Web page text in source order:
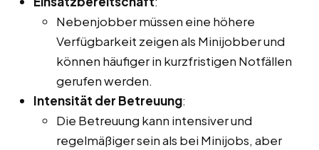
Nebenjobber müssen eine höhere
Verfügbarkeit zeigen als Minijobber und
können häufiger in kurzfristigen Notfällen
gerufen werden.
Intensität der Betreuung:
Die Betreuung kann intensiver und
regelmäßiger sein als bei Minijobs, aber